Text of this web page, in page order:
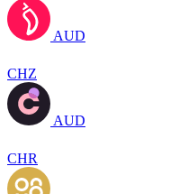
AUD
CHZ
AUD
CHR